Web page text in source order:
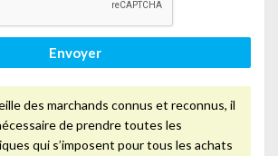
Envoyer
des marchands connus et reconnus, il
de prendre toutes les
qui s’imposent pour tous les achats